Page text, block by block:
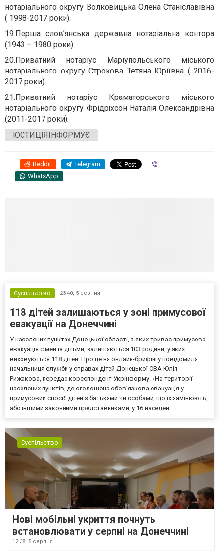
нотаріального округу Волковицька Олена Станіславівна
( 1998-2017 роки).
19. Перша слов’янська державна нотаріальна контора
(1943 – 1980 роки).
20. Приватний нотаріус Маріупольського міського
нотаріального округу Строкова Тетяна Юріївна ( 2016-
2017 роки).
21. Приватний нотаріус Краматорського міського
нотаріального округу Фрідріхсон Наталія Олександрівна
(2011-2017 роки).
ЮСТИЦІЯІНФОРМУЄ
Reddit Telegram
WhatsApp
Суспільство 23:40, 5 серпня
118 дітей залишаються у зоні примусової
евакуації на Донеччині
У населених пунктах Донецької області, з яких триває примусова
евакуація сімей із дітьми, залишаються 103 родини, у яких
виховуються 118 дітей. Про це на онлайн-брифінгу повідомила
начальниця служби у справах дітей Донецької ОВА Юлія
Рижакова, передає кореспондент Укрінформу. «На території
населених пунктів, де оголошена обов’язкова евакуація у
примусовий спосіб дітей з батьками чи особами, що їх замінюють,
або іншими законними представниками, у 16 населен...
Суспільство
Нові мобільні укриття почнуть
встановлювати у серпні на Донеччині
12:38, 5 серпня